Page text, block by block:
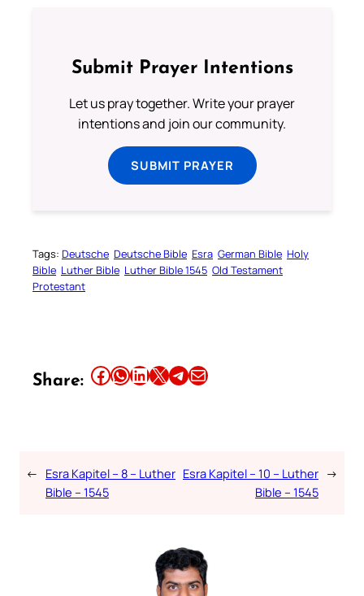
Submit Prayer Intentions
Let us pray together. Write your prayer
intentions and join our community.
SUBMIT PRAYER
Tags: Deutsche Deutsche Bible Esra German Bible Holy
Bible Luther Bible Luther Bible 1545 Old Testament
Protestant
Share: Share this article on Facebook Share this article on WhatsApp Share this article on LinkedIn Share this article on X Share this article on TelegramEmail this Article
← Esra Kapitel – 8 – Luther
Bible – 1545
Esra Kapitel – 10 – Luther
Bible – 1545
→